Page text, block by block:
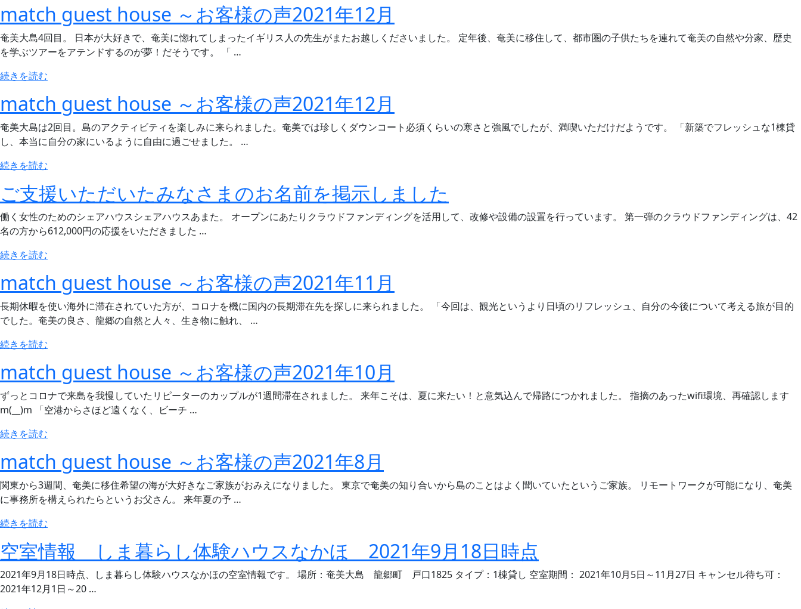
の
て
も
か
か
費
は
同
じ？
の
を
追
い
出
さ
る
こ
と
も
く
あ
る
話
で
の
match guest house ～お客様の声2021年12月
奄美大島4回目。 日本が大好きで、奄美に惚れてしまったイギリス人の先生がまたお越しくださいました。 定年後、奄美に移住して、都市圏の子供たちを連れて奄美の自然や分家、歴史
を学ぶツアーをアテンドするのが夢！だそうです。 「 …
“match
house
～
お
客
様
声
2021
年
12
の
続きを読む
match guest house ～お客様の声2021年12月
奄美大島は2回目。島のアクティビティを楽しみに来られました。奄美では珍しくダウンコート必須くらいの寒さと強風でしたが、満喫いただけだようです。 「新築でフレッシュな1棟貸
し、本当に自分の家にいるように自由に過ごせました。 …
“match
house
～
お
客
様
声
2021
年
12
の
続きを読む
ご支援いただいたみなさまのお名前を掲示しました
働く女性のためのシェアハウスシェアハウスあまた。 オープンにあたりクラウドファンディングを活用して、改修や設備の設置を行っています。 第一弾のクラウドファンディングは、42
名の方から612,000円の応援をいただきました …
“ご
援
い
た
だ
い
み
な
さ
ま
お
前
を
掲
し
ま
し
た”
の
続きを読む
match guest house ～お客様の声2021年11月
長期休暇を使い海外に滞在されていた方が、コロナを機に国内の長期滞在先を探しに来られました。 「今回は、観光というより日頃のリフレッシュ、自分の今後について考える旅が目的
でした。奄美の良さ、龍郷の自然と人々、生き物に触れ、 …
“match
house
～
お
客
様
声
2021
年
11
の
続きを読む
match guest house ～お客様の声2021年10月
ずっとコロナで来島を我慢していたリピーターのカップルが1週間滞在されました。 来年こそは、夏に来たい！と意気込んで帰路につかれました。 指摘のあったwifi環境、再確認します
m(__)m 「空港からさほど遠くなく、ビーチ …
“match
house
～
お
客
様
声
2021
年
10
続きを読む
match guest house ～お客様の声2021年8月
関東から3週間、奄美に移住希望の海が大好きなご家族がおみえになりました。 東京で奄美の知り合いから島のことはよく聞いていたというご家族。 リモートワークが可能になり、奄美
に事務所を構えられたらというお父さん。 来年夏の予 …
“match
house
～
お
客
続きを読む
空室情報 しま暮らし体験ハウスなかほ 2021年9月18日時点
2021年9月18日時点、しま暮らし体験ハウスなかほの空室情報です。 場所：奄美大島 龍郷町 戸口1825 タイプ：1棟貸し 空室期間： 2021年10月5日～11月27日 キャンセル待ち可：
2021年12月1日～20 …